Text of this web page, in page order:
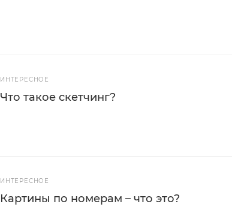
ИНТЕРЕСНОЕ
Что такое скетчинг?
ИНТЕРЕСНОЕ
Картины по номерам – что это?